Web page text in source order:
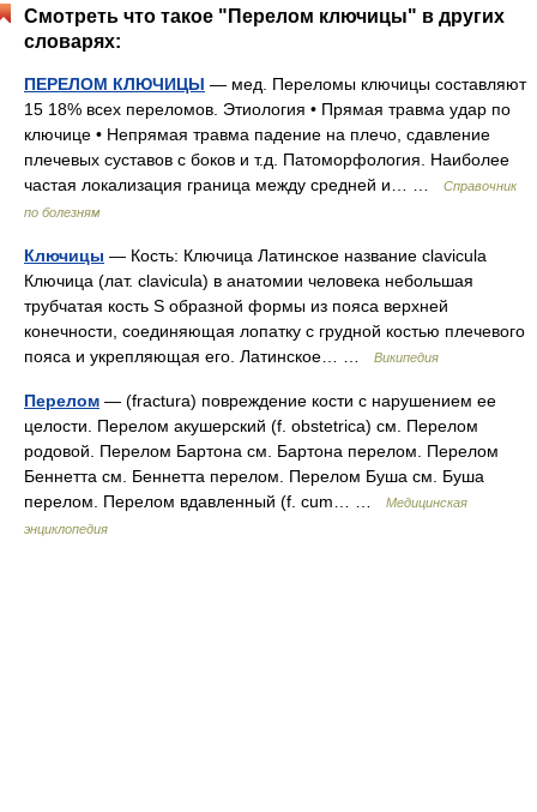
Смотреть что такое "Перелом ключицы" в других
словарях:
ПЕРЕЛОМ КЛЮЧИЦЫ — мед. Переломы ключицы составляют
15 18% всех переломов. Этиология • Прямая травма удар по
ключице • Непрямая травма падение на плечо, сдавление
плечевых суставов с боков и т.д. Патоморфология. Наиболее
частая локализация граница между средней и… …
Справочник
по болезням
Ключицы — Кость: Ключица Латинское название clavicula
Ключица (лат. clavicula) в анатомии человека небольшая
трубчатая кость S образной формы из пояса верхней
конечности, соединяющая лопатку с грудной костью плечевого
пояса и укрепляющая его. Латинское… …
Википедия
Перелом — (fractura) повреждение кости с нарушением ее
целости. Перелом акушерский (f. obstetrica) см. Перелом
родовой. Перелом Бартона см. Бартона перелом. Перелом
Беннетта см. Беннетта перелом. Перелом Буша см. Буша
перелом. Перелом вдавленный (f. cum… …
Медицинская
энциклопедия